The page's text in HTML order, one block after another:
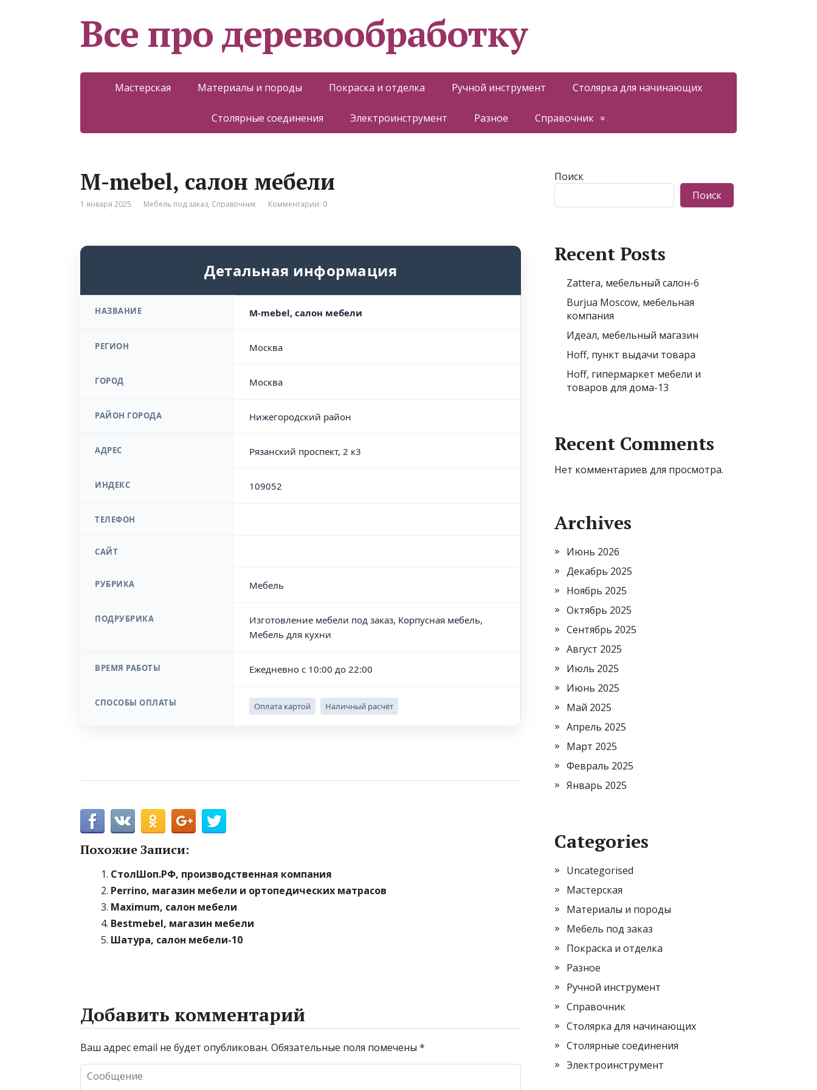
Все про деревообработку
Мастерская Материалы и породы Покраска и отделка Ручной инструмент Столярка для начинающих
Столярные соединения Электроинструмент Разное Справочник
M-mebel, салон мебели
1 января 2025 Мебель под заказ, Справочник Комментарии: 0
Детальная информация
НАЗВАНИЕ M-mebel, салон мебели
РЕГИОН Москва
ГОРОД Москва
РАЙОН ГОРОДА Нижегородский район
АДРЕС Рязанский проспект, 2 к3
ИНДЕКС 109052
ТЕЛЕФОН
САЙТ
РУБРИКА Мебель
ПОДРУБРИКА
Изготовление мебели под заказ, Корпусная мебель,
Мебель для кухни
ВРЕМЯ РАБОТЫ Ежедневно с 10:00 до 22:00
СПОСОБЫ ОПЛАТЫ Оплата картой Наличный расчёт
Похожие Записи:
СтолШоп.РФ, производственная компания
Perrino, магазин мебели и ортопедических матрасов
Maximum, салон мебели
Bestmebel, магазин мебели
Шатура, салон мебели-10
Добавить комментарий
Ваш адрес email не будет опубликован. Обязательные поля помечены *
Поиск
Поиск
Recent Posts
Zattera, мебельный салон-6
Burjua Moscow, мебельная
компания
Идеал, мебельный магазин
Hoff, пункт выдачи товара
Hoff, гипермаркет мебели и
товаров для дома-13
Recent Comments
Нет комментариев для просмотра.
Archives
Июнь 2026
Декабрь 2025
Ноябрь 2025
Октябрь 2025
Сентябрь 2025
Август 2025
Июль 2025
Июнь 2025
Май 2025
Апрель 2025
Март 2025
Февраль 2025
Январь 2025
Categories
Uncategorised
Мастерская
Материалы и породы
Мебель под заказ
Покраска и отделка
Разное
Ручной инструмент
Справочник
Столярка для начинающих
Столярные соединения
Электроинструмент